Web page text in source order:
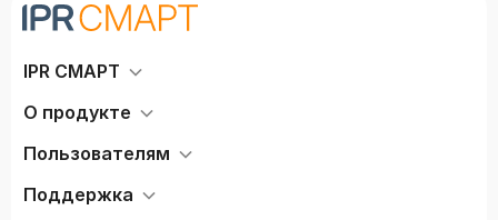
IPR СМАРТ
О продукте
Пользователям
Поддержка